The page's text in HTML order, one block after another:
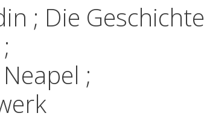
; Die Geschichte
;